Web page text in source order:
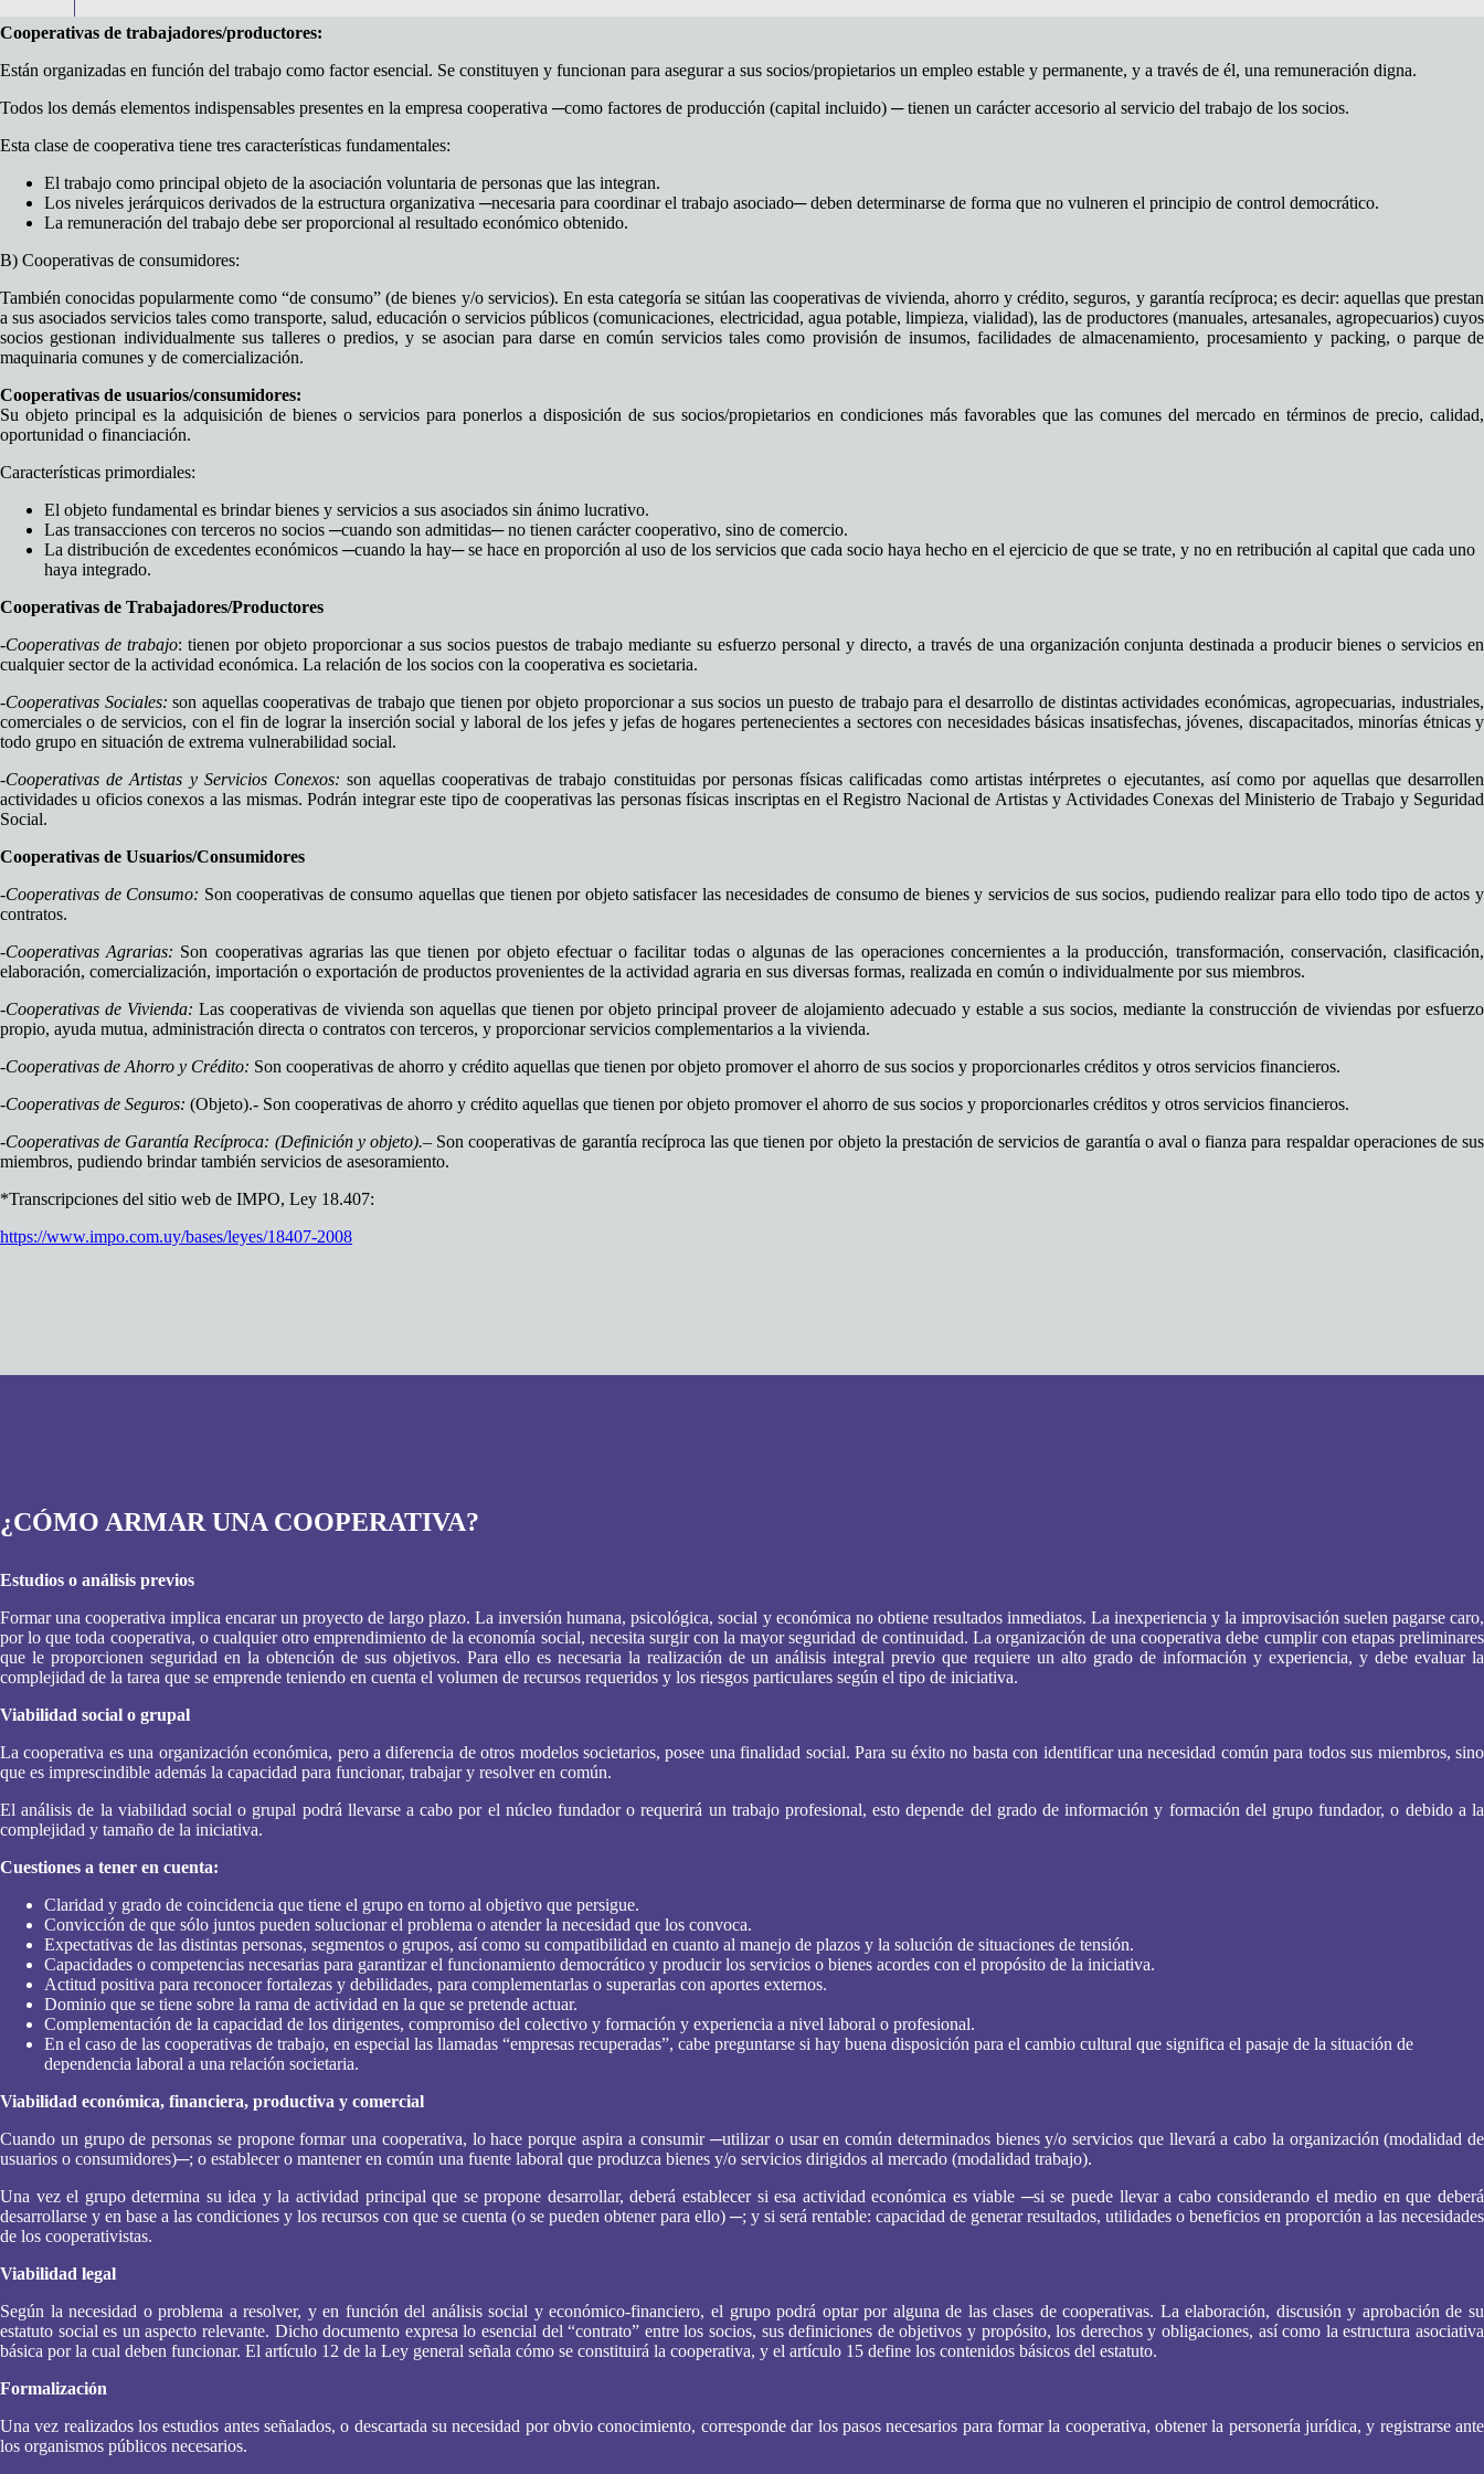
Cooperativas de trabajadores/productores:
Están organizadas en función del trabajo como factor esencial. Se constituyen y funcionan para asegurar a sus socios/propietarios un empleo estable y permanente, y a través de él, una remuneración digna.
Todos los demás elementos indispensables presentes en la empresa cooperativa ─como factores de producción (capital incluido) ─ tienen un carácter accesorio al servicio del trabajo de los socios.
Esta clase de cooperativa tiene tres características fundamentales:
El trabajo como principal objeto de la asociación voluntaria de personas que las integran.
Los niveles jerárquicos derivados de la estructura organizativa ─necesaria para coordinar el trabajo asociado─ deben determinarse de forma que no vulneren el principio de control democrático.
La remuneración del trabajo debe ser proporcional al resultado económico obtenido.
B) Cooperativas de consumidores:
También conocidas popularmente como “de consumo” (de bienes y/o servicios). En esta categoría se sitúan las cooperativas de vivienda, ahorro y crédito, seguros, y garantía recíproca; es decir: aquellas que prestan
a sus asociados servicios tales como transporte, salud, educación o servicios públicos (comunicaciones, electricidad, agua potable, limpieza, vialidad), las de productores (manuales, artesanales, agropecuarios) cuyos
socios gestionan individualmente sus talleres o predios, y se asocian para darse en común servicios tales como provisión de insumos, facilidades de almacenamiento, procesamiento y packing, o parque de
maquinaria comunes y de comercialización.
Cooperativas de usuarios/consumidores:
Su objeto principal es la adquisición de bienes o servicios para ponerlos a disposición de sus socios/propietarios en condiciones más favorables que las comunes del mercado en términos de precio, calidad,
oportunidad o financiación.
Características primordiales:
El objeto fundamental es brindar bienes y servicios a sus asociados sin ánimo lucrativo.
Las transacciones con terceros no socios ─cuando son admitidas─ no tienen carácter cooperativo, sino de comercio.
La distribución de excedentes económicos ─cuando la hay─ se hace en proporción al uso de los servicios que cada socio haya hecho en el ejercicio de que se trate, y no en retribución al capital que cada uno
haya integrado.
Cooperativas de Trabajadores/Productores
-Cooperativas de trabajo: tienen por objeto proporcionar a sus socios puestos de trabajo mediante su esfuerzo personal y directo, a través de una organización conjunta destinada a producir bienes o servicios en
cualquier sector de la actividad económica. La relación de los socios con la cooperativa es societaria.
-Cooperativas Sociales: son aquellas cooperativas de trabajo que tienen por objeto proporcionar a sus socios un puesto de trabajo para el desarrollo de distintas actividades económicas, agropecuarias, industriales,
comerciales o de servicios, con el fin de lograr la inserción social y laboral de los jefes y jefas de hogares pertenecientes a sectores con necesidades básicas insatisfechas, jóvenes, discapacitados, minorías étnicas y
todo grupo en situación de extrema vulnerabilidad social.
-Cooperativas de Artistas y Servicios Conexos: son aquellas cooperativas de trabajo constituidas por personas físicas calificadas como artistas intérpretes o ejecutantes, así como por aquellas que desarrollen
actividades u oficios conexos a las mismas. Podrán integrar este tipo de cooperativas las personas físicas inscriptas en el Registro Nacional de Artistas y Actividades Conexas del Ministerio de Trabajo y Seguridad
Social.
Cooperativas de Usuarios/Consumidores
-Cooperativas de Consumo: Son cooperativas de consumo aquellas que tienen por objeto satisfacer las necesidades de consumo de bienes y servicios de sus socios, pudiendo realizar para ello todo tipo de actos y
contratos.
-Cooperativas Agrarias: Son cooperativas agrarias las que tienen por objeto efectuar o facilitar todas o algunas de las operaciones concernientes a la producción, transformación, conservación, clasificación,
elaboración, comercialización, importación o exportación de productos provenientes de la actividad agraria en sus diversas formas, realizada en común o individualmente por sus miembros.
-Cooperativas de Vivienda: Las cooperativas de vivienda son aquellas que tienen por objeto principal proveer de alojamiento adecuado y estable a sus socios, mediante la construcción de viviendas por esfuerzo
propio, ayuda mutua, administración directa o contratos con terceros, y proporcionar servicios complementarios a la vivienda.
-Cooperativas de Ahorro y Crédito: Son cooperativas de ahorro y crédito aquellas que tienen por objeto promover el ahorro de sus socios y proporcionarles créditos y otros servicios financieros.
-Cooperativas de Seguros: (Objeto).- Son cooperativas de ahorro y crédito aquellas que tienen por objeto promover el ahorro de sus socios y proporcionarles créditos y otros servicios financieros.
-Cooperativas de Garantía Recíproca: (Definición y objeto).– Son cooperativas de garantía recíproca las que tienen por objeto la prestación de servicios de garantía o aval o fianza para respaldar operaciones de sus
miembros, pudiendo brindar también servicios de asesoramiento.
*Transcripciones del sitio web de IMPO, Ley 18.407:
https://www.impo.com.uy/bases/leyes/18407-2008
¿CÓMO ARMAR UNA COOPERATIVA?
Estudios o análisis previos
Formar una cooperativa implica encarar un proyecto de largo plazo. La inversión humana, psicológica, social y económica no obtiene resultados inmediatos. La inexperiencia y la improvisación suelen pagarse caro,
por lo que toda cooperativa, o cualquier otro emprendimiento de la economía social, necesita surgir con la mayor seguridad de continuidad. La organización de una cooperativa debe cumplir con etapas preliminares
que le proporcionen seguridad en la obtención de sus objetivos. Para ello es necesaria la realización de un análisis integral previo que requiere un alto grado de información y experiencia, y debe evaluar la
complejidad de la tarea que se emprende teniendo en cuenta el volumen de recursos requeridos y los riesgos particulares según el tipo de iniciativa.
Viabilidad social o grupal
La cooperativa es una organización económica, pero a diferencia de otros modelos societarios, posee una finalidad social. Para su éxito no basta con identificar una necesidad común para todos sus miembros, sino
que es imprescindible además la capacidad para funcionar, trabajar y resolver en común.
El análisis de la viabilidad social o grupal podrá llevarse a cabo por el núcleo fundador o requerirá un trabajo profesional, esto depende del grado de información y formación del grupo fundador, o debido a la
complejidad y tamaño de la iniciativa.
Cuestiones a tener en cuenta:
Claridad y grado de coincidencia que tiene el grupo en torno al objetivo que persigue.
Convicción de que sólo juntos pueden solucionar el problema o atender la necesidad que los convoca.
Expectativas de las distintas personas, segmentos o grupos, así como su compatibilidad en cuanto al manejo de plazos y la solución de situaciones de tensión.
Capacidades o competencias necesarias para garantizar el funcionamiento democrático y producir los servicios o bienes acordes con el propósito de la iniciativa.
Actitud positiva para reconocer fortalezas y debilidades, para complementarlas o superarlas con aportes externos.
Dominio que se tiene sobre la rama de actividad en la que se pretende actuar.
Complementación de la capacidad de los dirigentes, compromiso del colectivo y formación y experiencia a nivel laboral o profesional.
En el caso de las cooperativas de trabajo, en especial las llamadas “empresas recuperadas”, cabe preguntarse si hay buena disposición para el cambio cultural que significa el pasaje de la situación de
dependencia laboral a una relación societaria.
Viabilidad económica, financiera, productiva y comercial
Cuando un grupo de personas se propone formar una cooperativa, lo hace porque aspira a consumir ─utilizar o usar en común determinados bienes y/o servicios que llevará a cabo la organización (modalidad de
usuarios o consumidores)─; o establecer o mantener en común una fuente laboral que produzca bienes y/o servicios dirigidos al mercado (modalidad trabajo).
Una vez el grupo determina su idea y la actividad principal que se propone desarrollar, deberá establecer si esa actividad económica es viable ─si se puede llevar a cabo considerando el medio en que deberá
desarrollarse y en base a las condiciones y los recursos con que se cuenta (o se pueden obtener para ello) ─; y si será rentable: capacidad de generar resultados, utilidades o beneficios en proporción a las necesidades
de los cooperativistas.
Viabilidad legal
Según la necesidad o problema a resolver, y en función del análisis social y económico-financiero, el grupo podrá optar por alguna de las clases de cooperativas. La elaboración, discusión y aprobación de su
estatuto social es un aspecto relevante. Dicho documento expresa lo esencial del “contrato” entre los socios, sus definiciones de objetivos y propósito, los derechos y obligaciones, así como la estructura asociativa
básica por la cual deben funcionar. El artículo 12 de la Ley general señala cómo se constituirá la cooperativa, y el artículo 15 define los contenidos básicos del estatuto.
Formalización
Una vez realizados los estudios antes señalados, o descartada su necesidad por obvio conocimiento, corresponde dar los pasos necesarios para formar la cooperativa, obtener la personería jurídica, y registrarse ante
los organismos públicos necesarios.